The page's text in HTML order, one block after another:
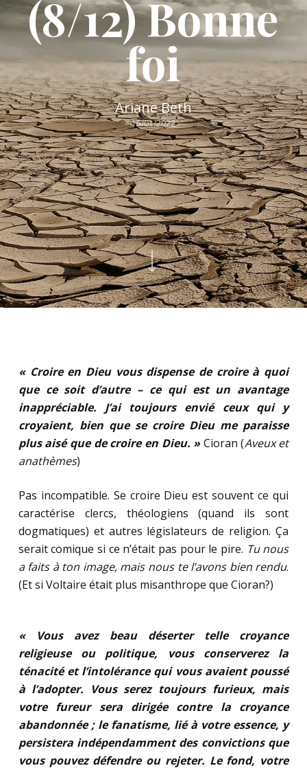
(8/12) Bonne
foi
Ariane Beth
15/01/2022
« Croire en Dieu vous dispense de croire à quoi
que ce soit d’autre – ce qui est un avantage
inappréciable. J’ai toujours envié ceux qui y
croyaient, bien que se croire Dieu me paraisse
plus aisé que de croire en Dieu. »Cioran (Aveux et
anathèmes)
Pas incompatible. Se croire Dieu est souvent ce qui
caractérise clercs, théologiens (quand ils sont
dogmatiques) et autres législateurs de religion. Ça
serait comique si ce n’était pas pour le pire. Tu nous
a faits à ton image, mais nous te l’avons bien rendu.
(Et si Voltaire était plus misanthrope que Cioran?)
« Vous avez beau déserter telle croyance
religieuse ou politique, vous conserverez la
ténacité et l’intolérance qui vous avaient poussé
à l’adopter. Vous serez toujours furieux, mais
votre fureur sera dirigée contre la croyance
abandonnée ; le fanatisme, lié à votre essence, y
persistera indépendamment des convictions que
vous pouvez défendre ou rejeter. Le fond, votre